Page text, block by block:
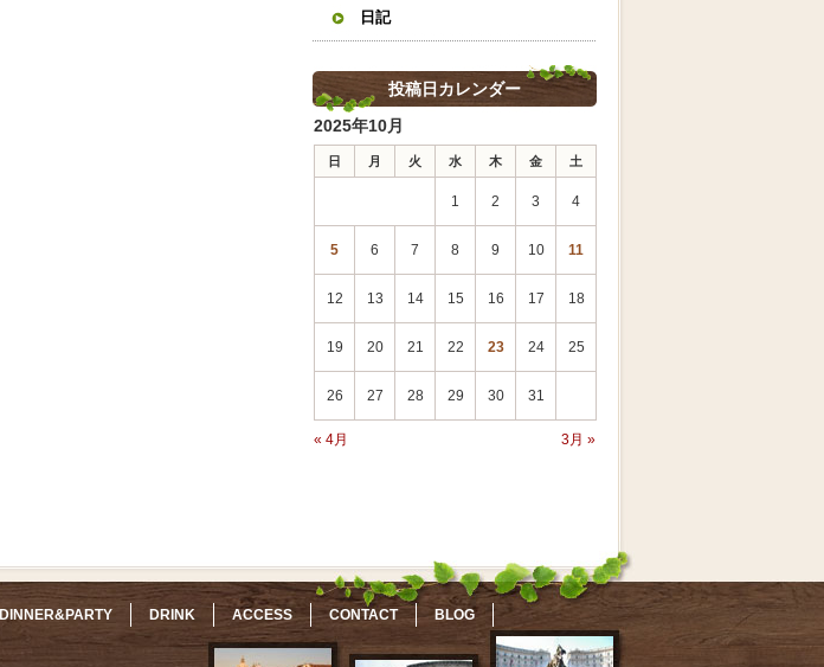
日記
投稿日カレンダー
2025年10月
日 月 火 水 木 金 土
« 4月 3月 »
1 2 3 4
5 6 7 8 9 10 11
12 13 14 15 16 17 18
19 20 21 22 23 24 25
26 27 28 29 30 31
DINNER&PARTY DRINK ACCESS CONTACT BLOG